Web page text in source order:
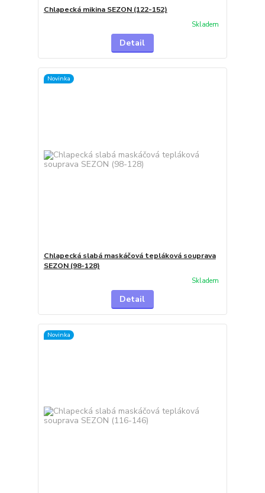
Chlapecká mikina SEZON (122-152)
Skladem
Detail
Novinka
Chlapecká slabá maskáčová tepláková souprava
SEZON (98-128)
Skladem
Detail
Novinka